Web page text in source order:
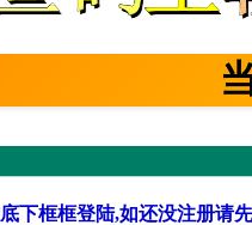
下框框登陆,如还没注册请